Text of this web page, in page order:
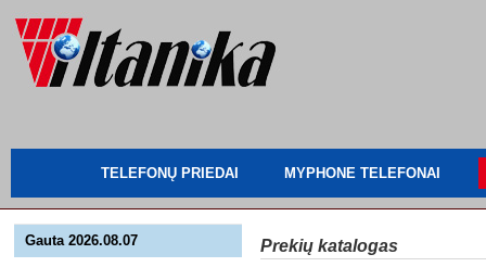
TELEFONŲ PRIEDAI MYPHONE TELEFONAI
Gauta 2026.08.07 Prekių katalogas